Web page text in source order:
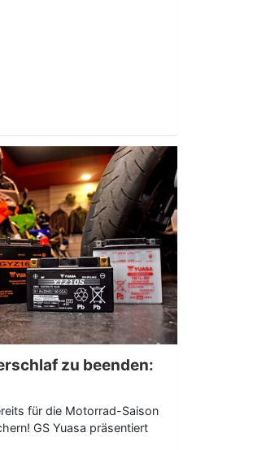
zu beenden:
für die Motorrad-Saison
GS Yuasa präsentiert